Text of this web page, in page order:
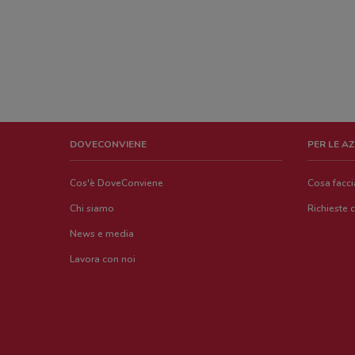
DOVECONVIENE
Cos'è DoveConviene
Chi siamo
News e media
Lavora con noi
PER LE
Cosa
Richieste